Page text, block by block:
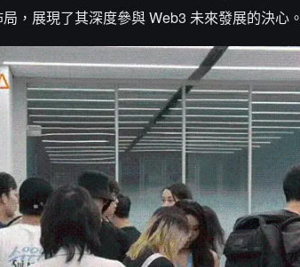
，展現了其深度參與 Web3 未來發展的決心。